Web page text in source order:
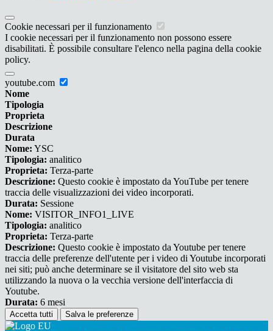
Cookie necessari per il funzionamento
I cookie necessari per il funzionamento non possono essere
disabilitati. È possibile consultare l'elenco nella pagina della cookie
policy.
youtube.com
Nome
Tipologia
Proprieta
Descrizione
Durata
Nome: YSC
Tipologia: analitico
Proprieta: Terza-parte
Descrizione: Questo cookie è impostato da YouTube per tenere
traccia delle visualizzazioni dei video incorporati.
Durata: Sessione
Nome: VISITOR_INFO1_LIVE
Tipologia: analitico
Proprieta: Terza-parte
Descrizione: Questo cookie è impostato da Youtube per tenere
traccia delle preferenze dell'utente per i video di Youtube incorporati
nei siti; può anche determinare se il visitatore del sito web sta
utilizzando la nuova o la vecchia versione dell'interfaccia di
Youtube.
Durata: 6 mesi
Accetta tutti Salva le preferenze